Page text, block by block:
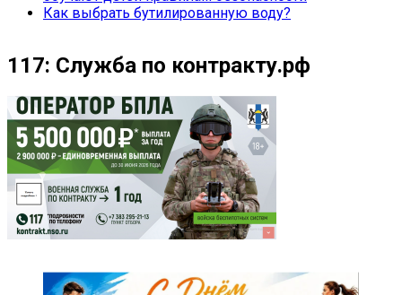
Как выбрать бутилированную воду?
117: Служба по контракту.рф